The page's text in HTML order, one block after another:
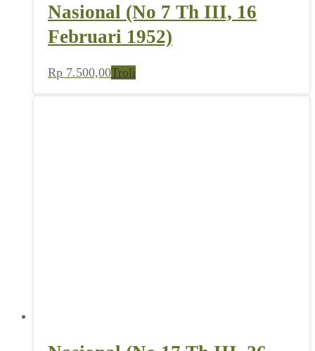
Nasional (No 7 Th III, 16
Februari 1952)
Rp 7.500,00Troli